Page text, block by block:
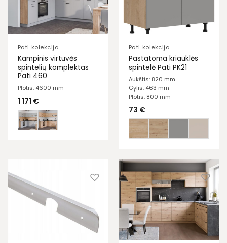
Pati kolekcija
Kampinis virtuvės
spintelių komplektas
Pati 460
Plotis: 4600 mm
1 171 €
Pati kolekcija
Pastatoma kriauklės
spintelė Pati PK21
Aukštis: 820 mm
Gylis: 463 mm
Plotis: 800 mm
73 €